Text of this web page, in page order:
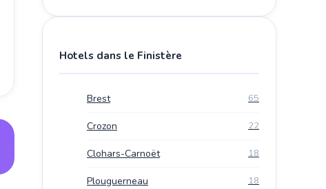
Hotels dans le Finistère
Brest 65
Crozon 22
Clohars-Carnoët 18
Plouguerneau 18